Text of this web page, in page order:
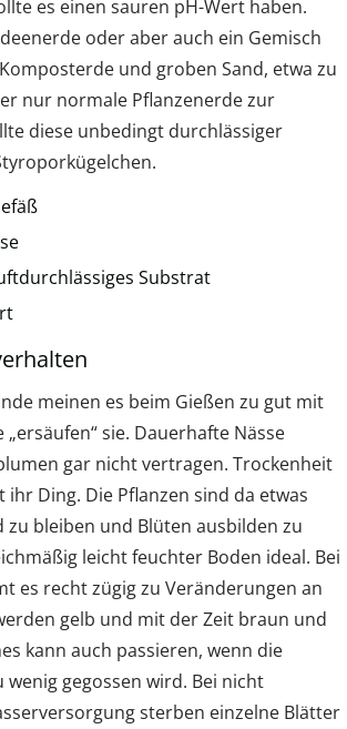
es einen sauren pH-Wert haben.
oder aber auch ein Gemisch
und groben Sand, etwa zu
nur normale Pflanzenerde zur
diese unbedingt durchlässiger
Substrat
meinen es beim Gießen zu gut mit
„ersäufen“ sie. Dauerhafte Nässe
gar nicht vertragen. Trockenheit
ihr Ding. Die Pflanzen sind da etwas
zu bleiben und Blüten ausbilden zu
leicht feuchter Boden ideal. Bei
es recht zügig zu Veränderungen an
gelb und mit der Zeit braun und
kann auch passieren, wenn die
wenig gegossen wird. Bei nicht
sterben einzelne Blätter